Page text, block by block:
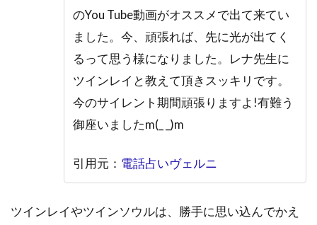
のYou Tube動画がオススメで出て来てい
ました。今、頑張れば、先に光が出てく
るって思う様になりました。レナ先生に
ツインレイと教えて頂きスッキリです。
今のサイレント期間頑張りますよ!有難う
御座いましたm(_ _)m
引用元： 電話占いヴェルニ
ツインレイやツインソウルは、勝手に思い込んでかえ